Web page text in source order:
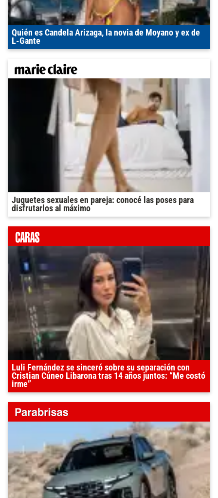
Quién es Candela Arizaga, la novia de Moyano y ex de
L-Gante
Juguetes sexuales en pareja: conocé las poses para
disfrutarlos al máximo
Luli Fernández se sinceró sobre su separación con
Cristian Cúneo Libarona tras 14 años juntos: “Me costó
irme”